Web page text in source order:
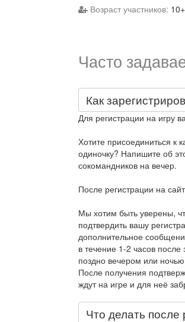
Возраст участников:
Часто
Как
Для регистрации на игру
Хотите присоединиться к
одиночку? Напишите об
сокомандников на вечер.
После регистрации на
Мы хотим быть уверены,
подтвердить вашу
дополнительное
в течение 1-2 часов
поздно вечером или
После получения
ждут на игре и для неё
Что делать после